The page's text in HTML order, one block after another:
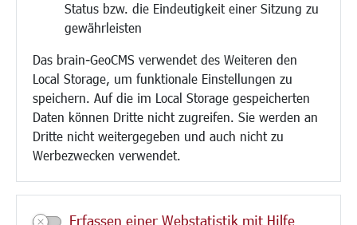
Status bzw. die Eindeutigkeit einer Sitzung zu
gewährleisten
Das brain-GeoCMS verwendet des Weiteren den
Local Storage, um funktionale Einstellungen zu
speichern. Auf die im Local Storage gespeicherten
Daten können Dritte nicht zugreifen. Sie werden an
Dritte nicht weitergegeben und auch nicht zu
Werbezwecken verwendet.
Erfassen einer Webstatistik mit Hilfe
Bebauungsplanung
Verkehr/Mobilität
Glasfaserausbau
Aktuelle Baustellen
Paddelteich
CINDY S
Kultur/Freizeit/Tourismus
Veranstaltungen